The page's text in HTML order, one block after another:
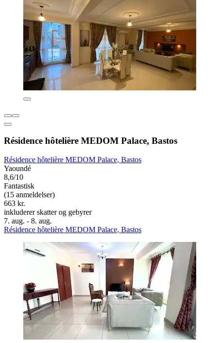
Résidence hôtelière MEDOM Palace, Bastos
Résidence hôtelière MEDOM Palace, Bastos
Yaoundé
8,6/10
Fantastisk
(15 anmeldelser)
663 kr.
inkluderer skatter og gebyrer
7. aug. - 8. aug.
Résidence hôtelière MEDOM Palace, Bastos